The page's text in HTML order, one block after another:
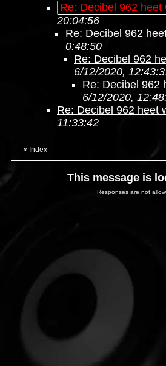
Re: Decibel 962 heet
20:04:56
Re: Decibel 962
0:48:50
Re: Decibel 962
6/12/2020,
Re: Decibel 962
6/12/2020,
Re: Decibel 962 heet
11:33:42
« Index
This message is
Responses are not